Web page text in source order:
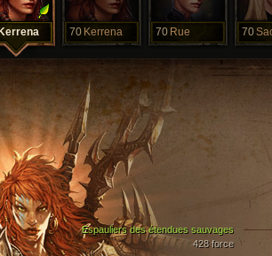
Kerrena 70 Kerrena 70 Rue 70
Espauliers des étendues sauvages
428 force